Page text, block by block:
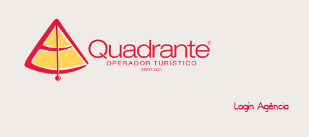
Login Agência